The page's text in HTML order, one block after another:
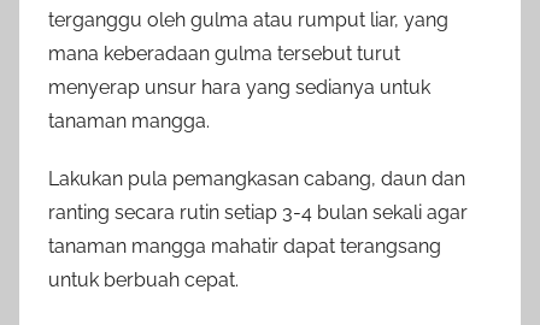
terganggu oleh gulma atau rumput liar, yang
mana keberadaan gulma tersebut turut
menyerap unsur hara yang sedianya untuk
tanaman mangga.
Lakukan pula pemangkasan cabang, daun dan
ranting secara rutin setiap 3-4 bulan sekali agar
tanaman mangga mahatir dapat terangsang
untuk berbuah cepat.